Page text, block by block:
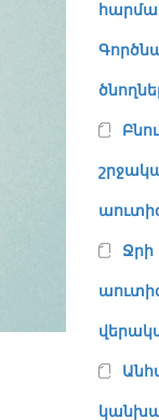
Ջրի